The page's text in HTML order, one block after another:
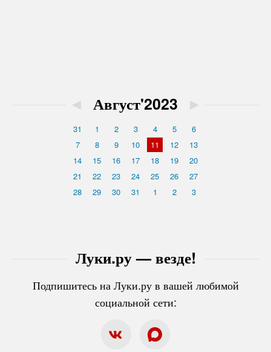
Луки.ру — везде!
Подпишитесь на Луки.ру в вашей любимой
социальной сети:
◄ Август'2023 ►
31 1 2 3 4 5
6
7
8 9 10 11 12
13
14
15 16 17 18 19
20
21
22 23 24 25 26
27
28
29 30 31 1 2 3